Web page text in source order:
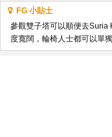
FG 小貼士
參觀雙子塔可以順便去Suria
度寬闊，輪椅人士都可以單獨